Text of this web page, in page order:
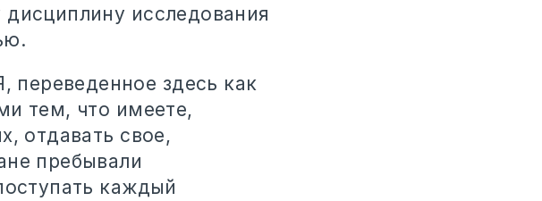
исследования
здесь как
тем, что имеете,
отдавать свое,
пребывали
каждый